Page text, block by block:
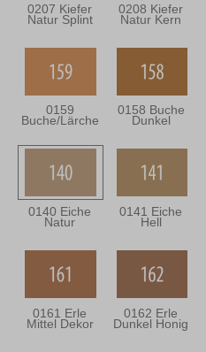
0207 Kiefer
Natur Splint
0208 Kiefer
Natur Kern
0159
Buche/Lärche
0158 Buche
Dunkel
0140 Eiche
Natur
0141 Eiche
Hell
0161 Erle
Mittel Dekor
0162 Erle
Dunkel Honig